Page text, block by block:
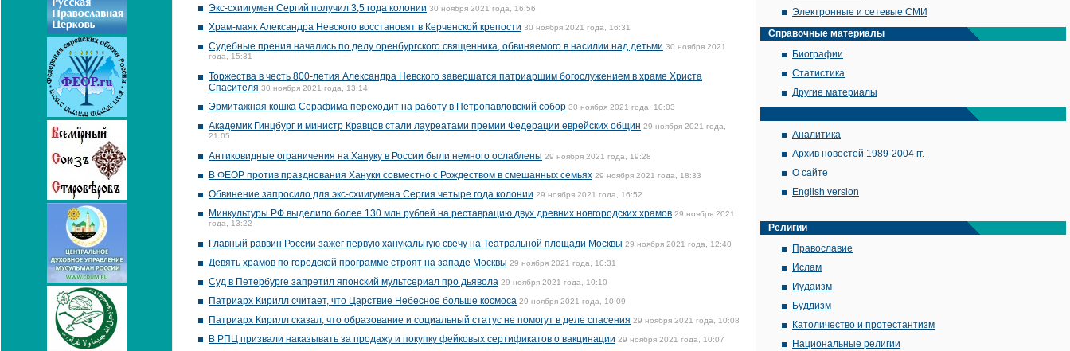
Экс-схиигумен Сергий получил 3,5 года колонии 30 ноября 2021 года, 16:56
Храм-маяк Александра Невского восстановят в Керченской крепости 30 ноября 2021 года, 16:31
Судебные прения начались по делу оренбургского священника, обвиняемого в насилии над детьми 30 ноября 2021
года, 15:31
Торжества в честь 800-летия Александра Невского завершатся патриаршим богослужением в храме Христа
Спасителя 30 ноября 2021 года, 13:14
Эрмитажная кошка Серафима переходит на работу в Петропавловский собор 30 ноября 2021 года, 10:03
Академик Гинцбург и министр Кравцов стали лауреатами премии Федерации еврейских общин 29 ноября 2021 года,
21:05
Антиковидные ограничения на Хануку в России были немного ослаблены 29 ноября 2021 года, 19:28
В ФЕОР против празднования Хануки совместно с Рождеством в смешанных семьях 29 ноября 2021 года, 18:33
Обвинение запросило для экс-схиигумена Сергия четыре года колонии 29 ноября 2021 года, 16:52
Минкультуры РФ выделило более 130 млн рублей на реставрацию двух древних новгородских храмов 29 ноября 2021
года, 13:22
Главный раввин России зажег первую ханукальную свечу на Театральной площади Москвы 29 ноября 2021 года, 12:40
Девять храмов по городской программе строят на западе Москвы 29 ноября 2021 года, 10:31
Суд в Петербурге запретил японский мультсериал про дьявола 29 ноября 2021 года, 10:10
Патриарх Кирилл считает, что Царствие Небесное больше космоса 29 ноября 2021 года, 10:09
Патриарх Кирилл сказал, что образование и социальный статус не помогут в деле спасения 29 ноября 2021 года, 10:08
В РПЦ призвали наказывать за продажу и покупку фейковых сертификатов о вакцинации 29 ноября 2021 года, 10:07
Электронные и сетевые СМИ
Справочные материалы
Биографии
Статистика
Другие материалы
Аналитика
Архив новостей 1989-2004 гг.
О сайте
English version
Религии
Православие
Ислам
Иудаизм
Буддизм
Католичество и протестантизм
Национальные религии